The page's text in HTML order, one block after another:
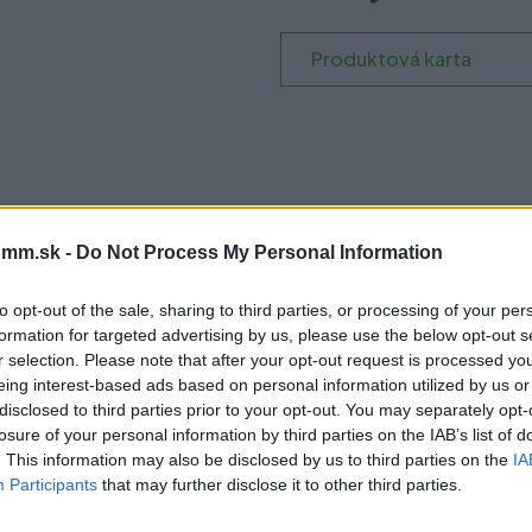
- Do Not Process My Personal Information
opt-out of the sale, sharing to third parties, or processing of your
for targeted advertising by us, please use the below opt-out
selection. Please note that after your opt-out request is processed
interest-based ads based on personal information utilized by us
to third parties prior to your opt-out. You may separately
of your personal information by third parties on the IAB’s list of
This information may also be disclosed by us to third parties on the
Participants that may further disclose it to other third parties.
Produktová karta
si vybrať tento
cyklov. Poskytuje plný výsuv v dĺžkach od 250 do 600
dovieranie zásuvky. Vďaka piatim výškovým
strana zásuvky so šírkou iba 14 mm umožňuje maximálne
rôznych výrobkov a ponúka možnosť vnútorného
zvnútra, možnosti nastavenia náklonu a
s rôznymi systémami organizácie priestoru,